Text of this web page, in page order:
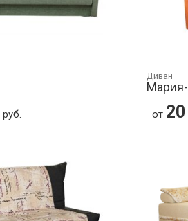
руб.
Диван
от